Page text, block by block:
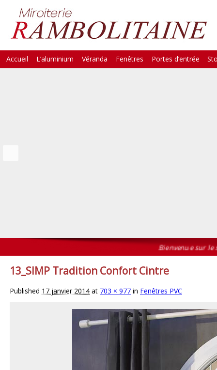
Main Menu
Skip
Accueil L’aluminium Véranda Fenêtres Portes d’entrée
Bienvenue sur le
13_SIMP Tradition Confort Cintre
Published 17 janvier 2014 at 703 × 977 in Fenêtres PVC